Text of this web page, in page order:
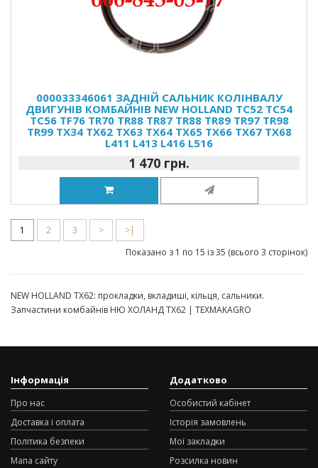
000033346061 ЗАДНІЙ САЛЬНИК КОЛІНВАЛУ
ДВИГУНІВ КОМБАЙНІВ NEW HOLLAND TC52 TC54
TC56 TF76 TR70 TR88 TR87 TR88 TR89 TR97 TR98
TR99 TX34 TX62 TX63 TX64 TX65 TX66 TX67 TX68
L411 L413 L416 L516
1 470 грн.
1 2 3 >
>|
Показано з 1 по 15 із 35 (всього 3 сторінок)
NEW HOLLAND TX62: прокладки, вкладиші, кільця, сальники.
Запчастини комбайнів НЮ ХОЛАНД ТХ62 | TEXMAKAGRO
Інформація
Про нас
Доставка і оплата
Політика безпеки
Мапа сайту
Додатково
Особистий кабінет
Історія замовлень
Мої закладки
Розсилка новин